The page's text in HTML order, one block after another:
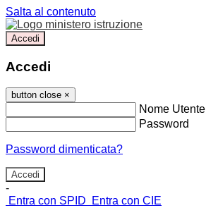
Salta al contenuto
Accedi
Accedi
button close ×
Nome Utente
Password
Password dimenticata?
-
Entra con SPID
Entra con CIE